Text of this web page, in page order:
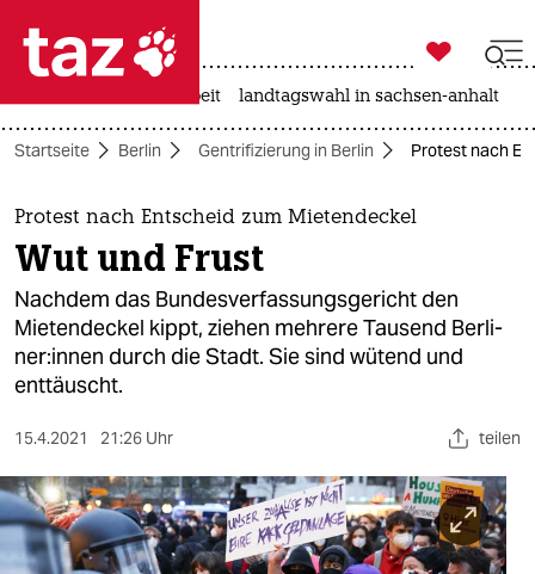
 taz zahl ich
taz zahl ich
themen
politik
öko
gesellschaft
kultur
sport
berlin

taz zahl ich
arbeit landtagswahl in sachsen-anhalt
Startseite Berlin Gentrifizierung in Berlin Protest nach
Protest nach Entscheid zum Mietendeckel
Wut und Frust
Nachdem das Bundesverfassungsgericht den
Mietendeckel kippt, ziehen mehrere Tausend Ber­li­
ne­r:in­nen durch die Stadt. Sie sind wütend und
enttäuscht.
15.4.2021 21:26 Uhr teilen